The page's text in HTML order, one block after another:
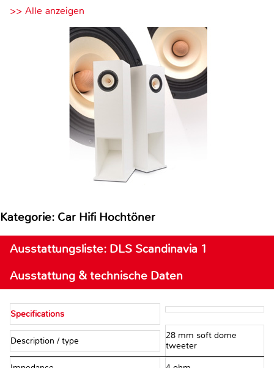
>> Alle anzeigen
Kategorie: Car Hifi Hochtöner
Ausstattungsliste: DLS Scandinavia 1
Ausstattung & technische Daten
Specifications
Description / type
28 mm soft dome
tweeter